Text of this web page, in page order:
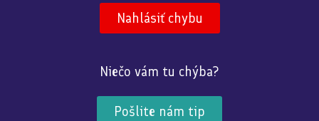
Nahlásiť chybu
Niečo vám tu chýba?
Pošlite nám tip